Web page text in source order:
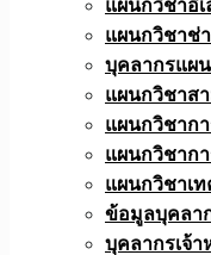
แผนกวิชาอิ
แผนกวิชาช่
บุคลากรแผ
แผนกวิชาส
แผนกวิชาก
แผนกวิชาก
แผนกวิชาเ
ข้อมูลบุคลา
บุคลากรเจ้